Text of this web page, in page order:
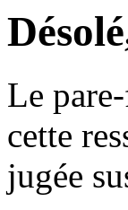
Le
cette
jugée